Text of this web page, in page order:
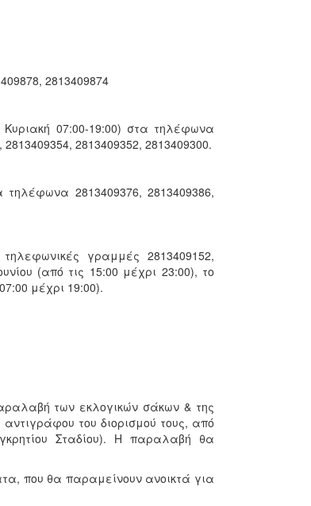
2813409874
07:00-19:00) στα τηλέφωνα
2813409352, 2813409300.
2813409376, 2813409386,
γραμμές 2813409152,
(από τις 15:00 μέχρι 23:00), το
μέχρι 19:00).
των εκλογικών σάκων & της
του διορισμού τους, από
Σταδίου). Η παραλαβή θα
που θα παραμείνουν ανοικτά για